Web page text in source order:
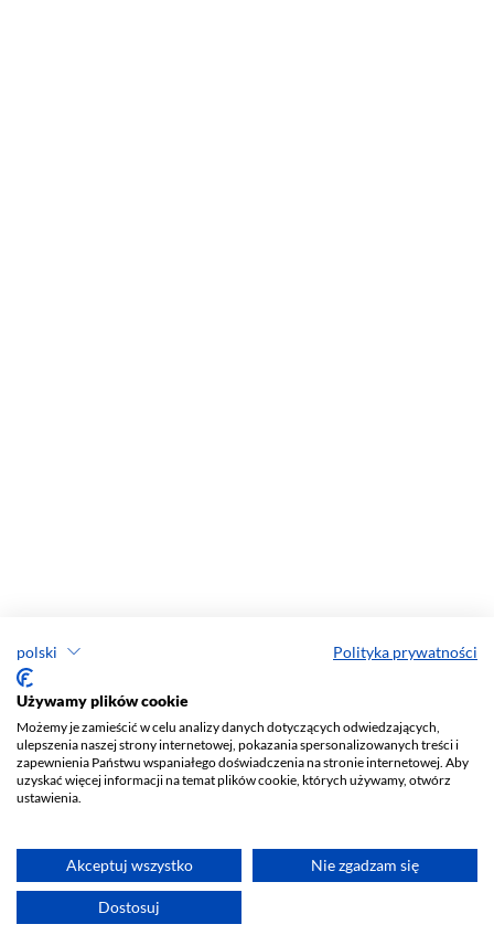
polski Polityka prywatności
Używamy plików cookie
Możemy je zamieścić w celu analizy danych dotyczących odwiedzających,
ulepszenia naszej strony internetowej, pokazania spersonalizowanych treści i
zapewnienia Państwu wspaniałego doświadczenia na stronie internetowej. Aby
uzyskać więcej informacji na temat plików cookie, których używamy, otwórz
ustawienia.
Akceptuj wszystko Nie zgadzam się
Dostosuj